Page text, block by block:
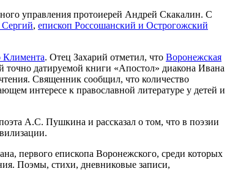
управления протоиерей Андрей Скакалин. С
Сергий, епископ Россошанский и Острогожский
Климента. Отец Захарий отметил, что Воронежская
точно датируемой книги «Апостол» диакона Ивана
Священник сообщил, что количество
интересе к православной литературе у детей и
А.С. Пушкина и рассказал о том, что в поэзии
первого епископа Воронежского, среди которых
Поэмы, стихи, дневниковые записи,